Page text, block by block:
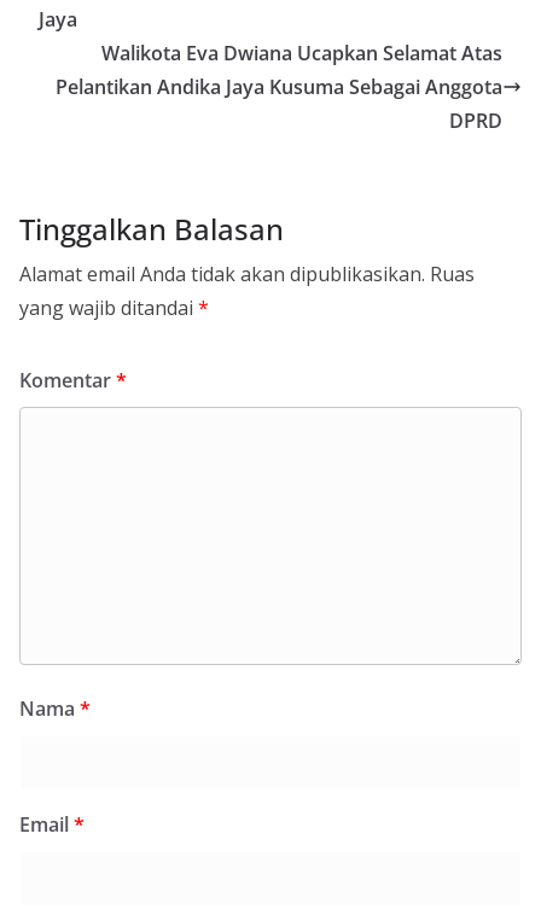
Jaya
Walikota Eva Dwiana Ucapkan Selamat Atas
Pelantikan Andika Jaya Kusuma Sebagai Anggota
DPRD
Tinggalkan Balasan
Alamat email Anda tidak akan dipublikasikan. Ruas
yang wajib ditandai *
Komentar*
Nama *
Email*